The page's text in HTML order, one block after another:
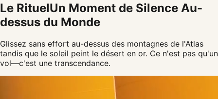
Le RituelUn Moment de Silence Au-
dessus du Monde
Glissez sans effort au-dessus des montagnes de l'Atlas
tandis que le soleil peint le désert en or. Ce n'est pas qu'un
vol—c'est une transcendance.